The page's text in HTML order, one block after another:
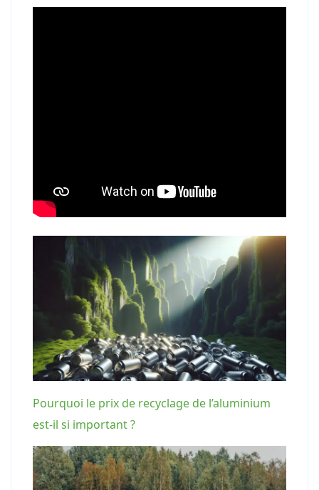
Pourquoi le prix de recyclage de l’aluminium
est-il si important ?